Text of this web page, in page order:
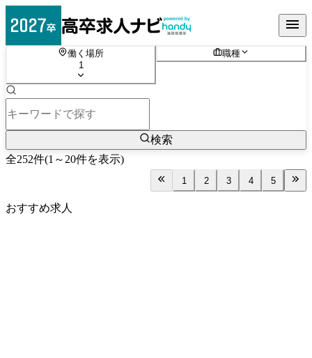
働く場所
1
職種
検索
全252件(1 ～ 20件を表示)
1 2 3 4 5
おすすめ求人